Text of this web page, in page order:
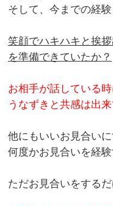
そして、今までの経
笑顔でハキハキと挨
を準備できていたか？
お相手が話している
うなずきと共感は出
他にもいいお見合い
何度かお見合いを経
ただお見合いをする